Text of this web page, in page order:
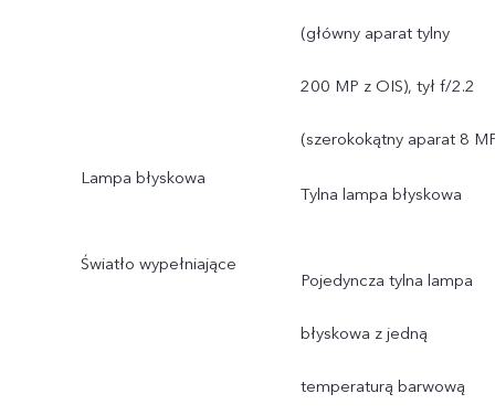
ultrawyraźnym obrazem:
obsługuje AF, f/1,88; pole
widzenia 84°; obiektyw 6P
pole widzenia 120°;
obiektyw 5P
(główny aparat tylny
200 MP z OIS), tył f/2.2
(szerokokątny aparat 8
Lampa błyskowa
Tylna lampa błyskowa
Światło wypełniające
Pojedyncza tylna lampa
błyskowa z jedną
temperaturą barwową